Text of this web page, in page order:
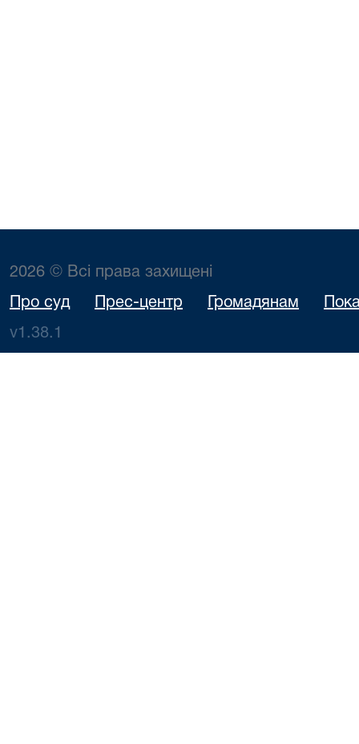
2026 © Всі права захищені
Про суд Прес-центр Громадянам
v1.38.1